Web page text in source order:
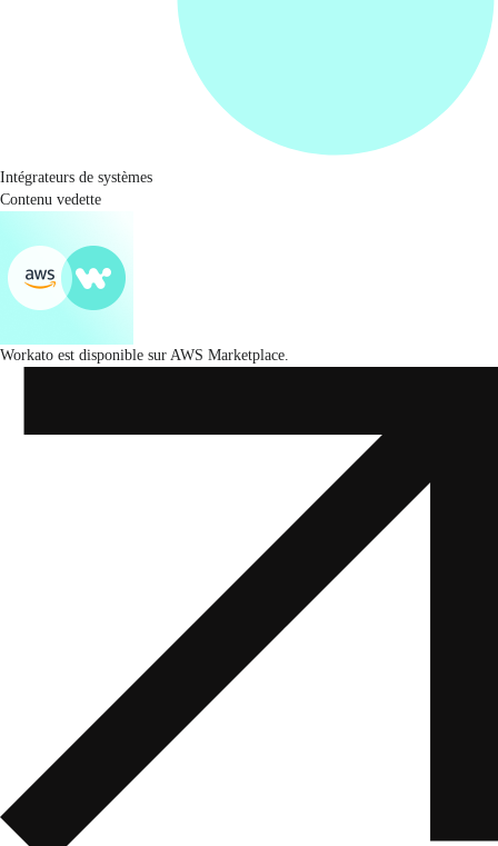
Intégrateurs de systèmes
Contenu vedette
Workato est disponible sur AWS Marketplace.